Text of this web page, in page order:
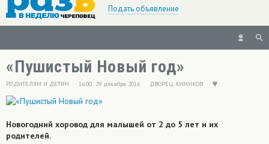
Подать объявление
«Пушистый Новый год»
РОДИТЕЛЯМ И ДЕТЯМ 16:00 29 декабря 2016 ДВОРЕЦ ХИМИКОВ
Новогодний хоровод для малышей от 2 до 5 лет и их
родителей.